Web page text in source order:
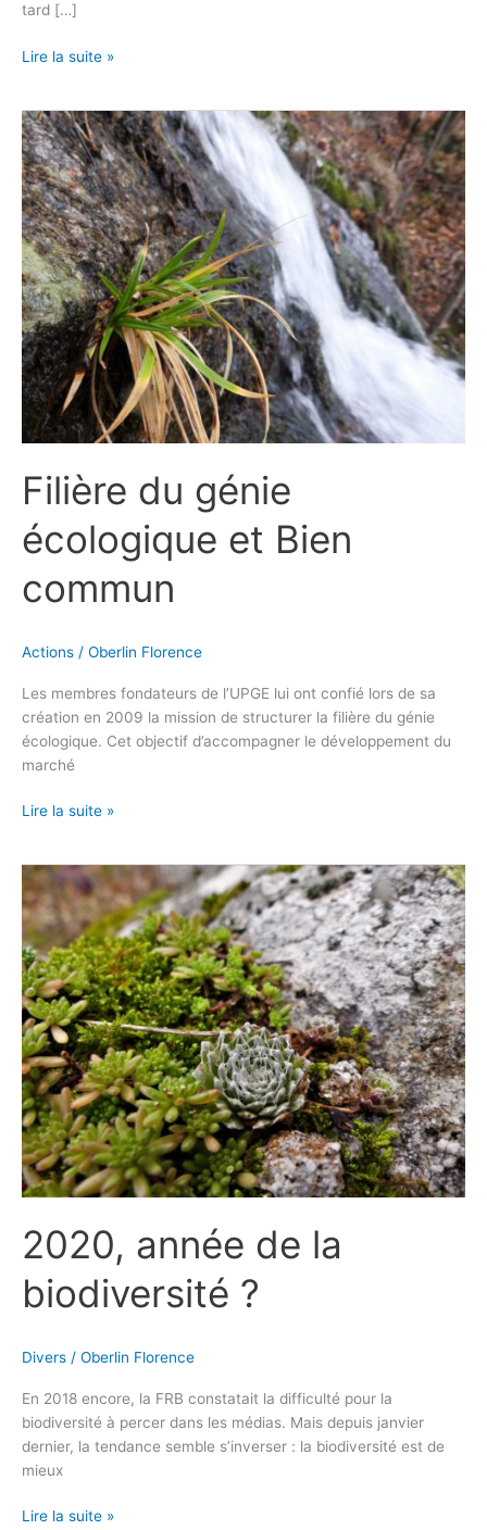
tard […]
Lire la suite »
Filière du génie
écologique et Bien
commun
Actions / Oberlin Florence
Les membres fondateurs de l’UPGE lui ont confié lors de sa
création en 2009 la mission de structurer la filière du génie
écologique. Cet objectif d’accompagner le développement du
marché
Filière
du
génie
écologique
et
Bien
commun
Lire la suite »
2020, année de la
biodiversité ?
Divers / Oberlin Florence
En 2018 encore, la FRB constatait la difficulté pour la
biodiversité à percer dans les médias. Mais depuis janvier
dernier, la tendance semble s’inverser : la biodiversité est de
mieux
2020,
année
de
la
biodiversité
?
Lire la suite »